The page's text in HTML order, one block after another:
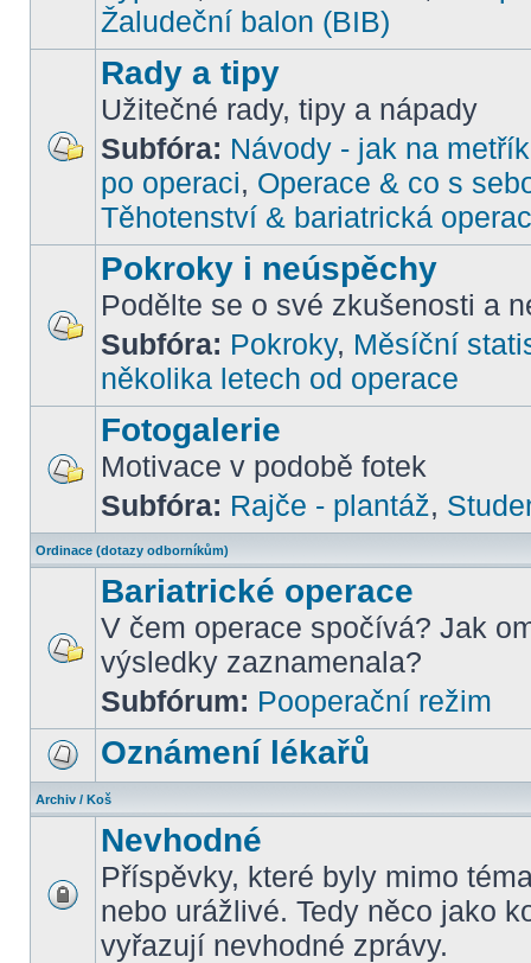
Žaludeční balon (BIB)
Rady a tipy
Užitečné rady, tipy a nápady
Subfóra: Návody - jak na
po operaci, Operace & co s
Těhotenství & bariatrická
Pokroky i neúspěchy
Podělte se o své zkušenosti a
Subfóra: Pokroky, Měsíční
několika letech od operace
Fotogalerie
Motivace v podobě fotek
Subfóra: Rajče - plantáž,
Ordinace (dotazy odborníkům)
Bariatrické operace
V čem operace spočívá? Jak
výsledky zaznamenala?
Subfórum: Pooperační režim
Oznámení lékařů
Archiv / Koš
Nevhodné
Příspěvky, které byly mimo
nebo urážlivé. Tedy něco jako
vyřazují nevhodné zprávy.